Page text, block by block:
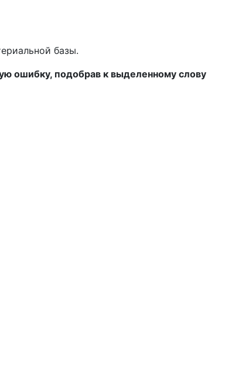
базы.
ошибку, подобрав к выделенному слову